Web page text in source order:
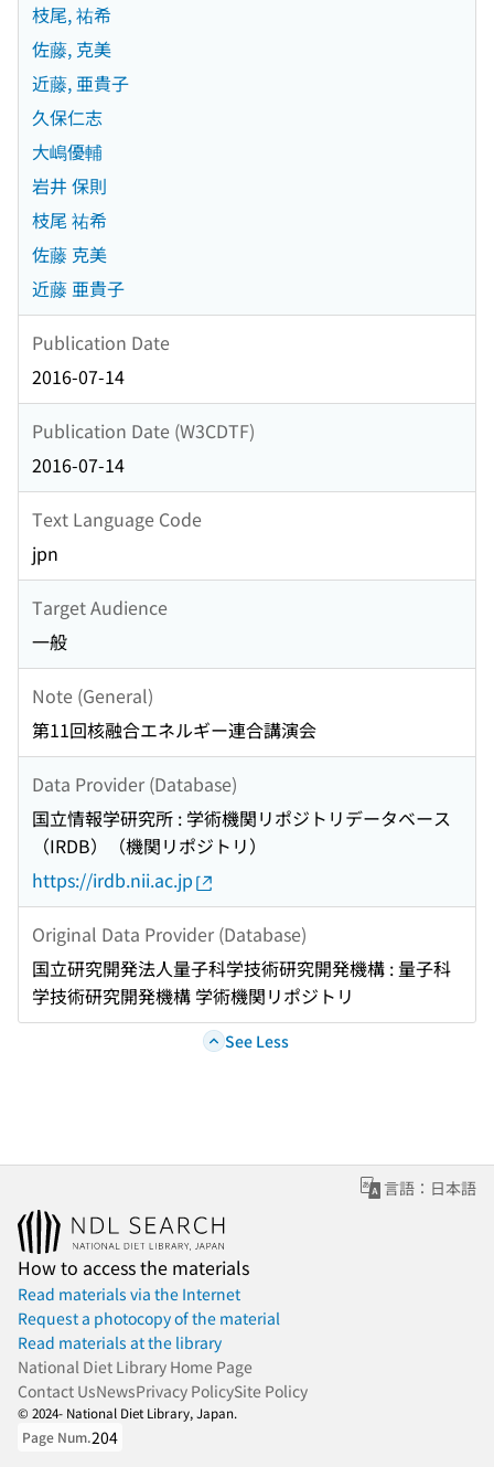
枝尾, 祐希
佐藤, 克美
近藤, 亜貴子
久保仁志
大嶋優輔
岩井 保則
枝尾 祐希
佐藤 克美
近藤 亜貴子
Publication Date
2016-07-14
Publication Date (W3CDTF)
2016-07-14
Text Language Code
jpn
Target Audience
一般
Note (General)
第11回核融合エネルギー連合講演会
Data Provider (Database)
国立情報学研究所 : 学術機関リポジトリデータベース
（IRDB）（機関リポジトリ）
https://irdb.nii.ac.jp
Original Data Provider (Database)
国立研究開発法人量子科学技術研究開発機構 : 量子科
学技術研究開発機構 学術機関リポジトリ
See Less
言語：日本語
How to access the materials
Read materials via the Internet
Request a photocopy of the material
Read materials at the library
National Diet Library Home Page
Contact UsNewsPrivacy PolicySite Policy
© 2024- National Diet Library, Japan.
Page Num.204